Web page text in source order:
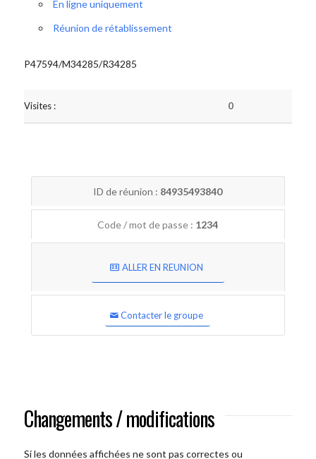
En ligne uniquement
Réunion de rétablissement
P47594/M34285/R34285
Visites : 0
ID de réunion : 84935493840
Code / mot de passe : 1234
ALLER EN REUNION
Contacter le groupe
Changements / modifications
Si les données affichées ne sont pas correctes ou